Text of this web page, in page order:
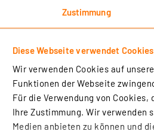
Zustimmung
Diese Webseite verwendet Cookies
Wir verwenden Cookies auf
Funktionen der Webseite
Für die Verwendung von
Ihre Zustimmung. Wir verwenden
Medien anbieten zu können und
5 Jahre (typ.)
–20 – +55D°C
78 g
80 x 30 mm
mA
Sirene: ca. 77 dB (in 1 m
230 m
868,0-868,6 MHz / 869,4-869,65